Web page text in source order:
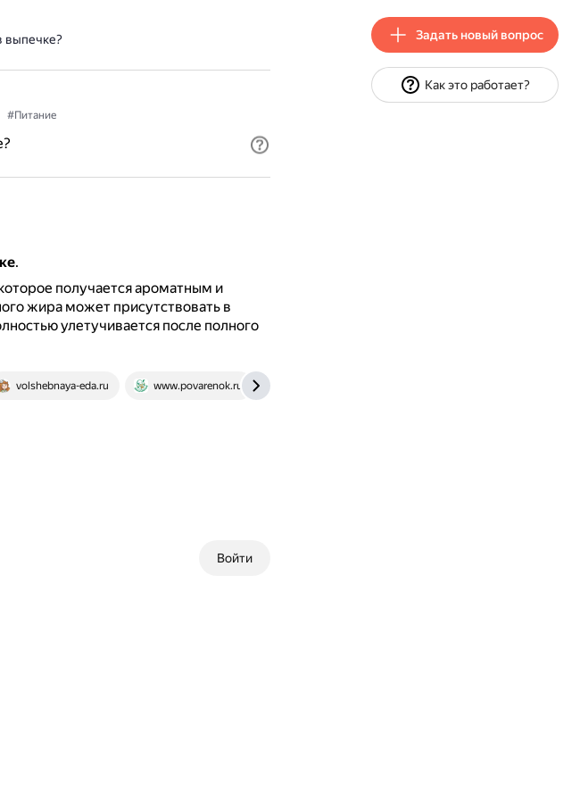
выпечке?
#Питание
.
получается ароматным и
жира может присутствовать в
улетучивается после полного
volshebnaya-eda.ru www.povarenok.ru
Войти
Задать новый вопрос
Как это работает?